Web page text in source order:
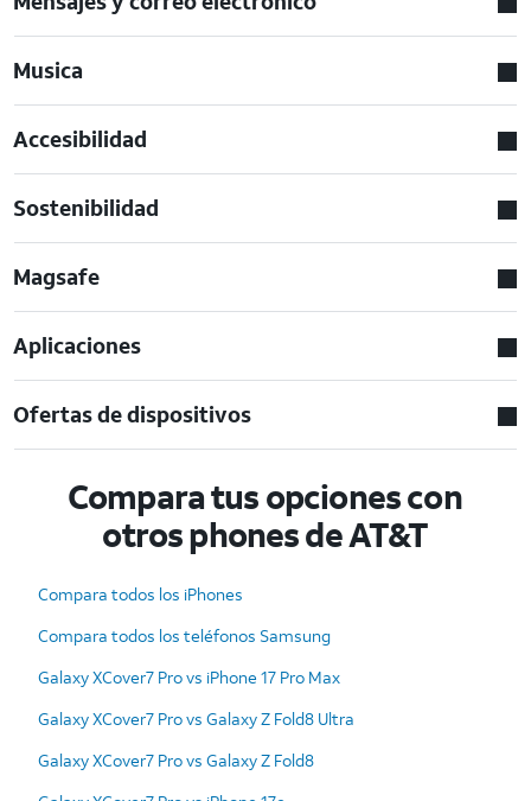
Musica
Accesibilidad
Sostenibilidad
Magsafe
Aplicaciones
Ofertas de dispositivos
Compara tus opciones con
otros phones de AT&T
Compara todos los iPhones
Compara todos los teléfonos Samsung
Galaxy XCover7 Pro vs iPhone 17 Pro Max
Galaxy XCover7 Pro vs Galaxy Z Fold8 Ultra
Galaxy XCover7 Pro vs Galaxy Z Fold8